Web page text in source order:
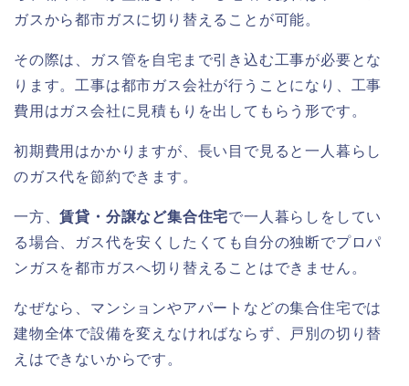
ガスから都市ガスに切り替えることが可能。
その際は、ガス管を自宅まで引き込む工事が必要とな
ります。工事は都市ガス会社が行うことになり、工事
費用はガス会社に見積もりを出してもらう形です。
初期費用はかかりますが、長い目で見ると一人暮らし
のガス代を節約できます。
一方、賃貸・分譲など集合住宅で一人暮らしをしてい
る場合、ガス代を安くしたくても自分の独断でプロパ
ンガスを都市ガスへ切り替えることはできません。
なぜなら、マンションやアパートなどの集合住宅では
建物全体で設備を変えなければならず、戸別の切り替
えはできないからです。